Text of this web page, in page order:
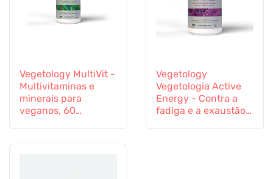
Vegetology MultiVit -
Multivitaminas e
minerais para
veganos, 60
Vegetology
Vegetologia Active
Energy - Contra a
fadiga e a exaustão,